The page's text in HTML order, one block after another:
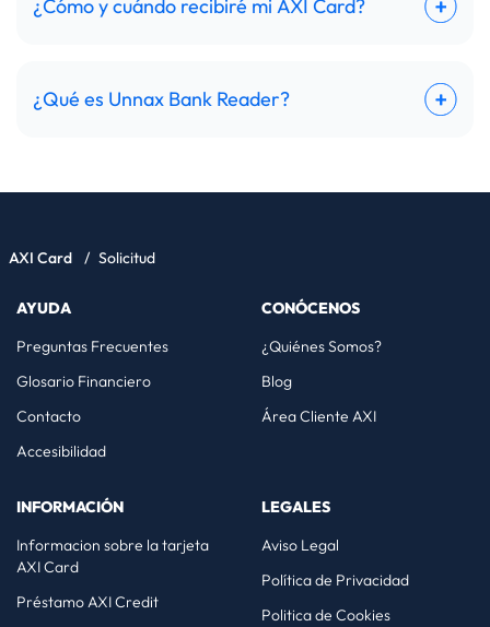
¿Cómo y cuándo recibiré mi AXI Card?
¿Qué es Unnax Bank Reader?
AXI Card / Solicitud
AYUDA
Preguntas Frecuentes
Glosario Financiero
Contacto
Accesibilidad
CONÓCENOS
¿Quiénes Somos?
Blog
Área Cliente AXI
INFORMACIÓN
Informacion sobre la tarjeta
AXI Card
Préstamo AXI Credit
LEGALES
Aviso Legal
Política de Privacidad
Politica de Cookies